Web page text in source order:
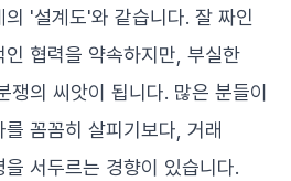
'설계도'와 같습니다. 잘 짜인
협력을 약속하지만, 부실한
쟁의 씨앗이 됩니다. 많은 분들이
꼼꼼히 살피기보다, 거래
서두르는 경향이 있습니다.